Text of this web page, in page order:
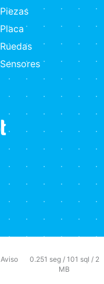
Piezas
Placa
Ruedas
Sensores
Aviso
0.251 seg / 101 sql / 2
MB